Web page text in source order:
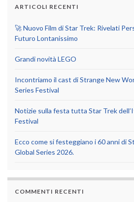
ARTICOLI RECENTI
🚀 Nuovo Film di Star Trek: Rivelati
Futuro Lontanissimo
Grandi novità LEGO
Incontriamo il cast di Strange New
Series Festival
Notizie sulla festa tutta Star Trek
Festival
Ecco come si festeggiano i 60 anni di
Global Series 2026.
COMMENTI RECENTI